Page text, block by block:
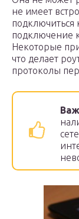
не имеет
подключиться
подключение
Некоторые
что делает
протоколы